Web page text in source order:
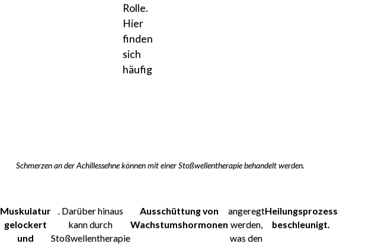
Rolle.
Hier
finden
sich
häufig
Muskulatur
gelockert
und
. Darüber hinaus
kann durch
Stoßwellentherapie
Ausschüttung von
Wachstumshormonen
angeregt
werden,
was den
Heilungsprozess
beschleunigt.
Schmerzen an der Achillessehne können mit einer Stoßwellentherapie behandelt werden.